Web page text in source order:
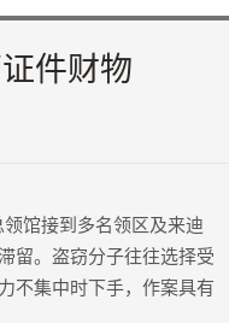
件财物
馆接到多名领区及来迪
留。盗窃分子往往选择受
不集中时下手，作案具有